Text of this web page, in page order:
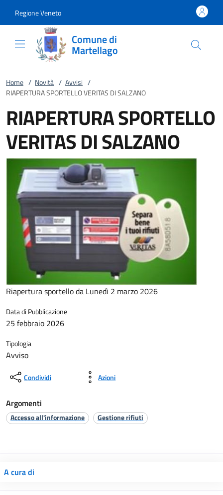
Regione Veneto
Comune di
Martellago
Home / Novità / Avvisi /
RIAPERTURA SPORTELLO VERITAS DI SALZANO
RIAPERTURA SPORTELLO
VERITAS DI SALZANO
Riapertura sportello da Lunedì 2 marzo 2026
Data di Pubblicazione
25 febbraio 2026
Tipologia
Avviso
Condividi Azioni
Argomenti
Accesso all'informazione Gestione rifiuti
A cura di